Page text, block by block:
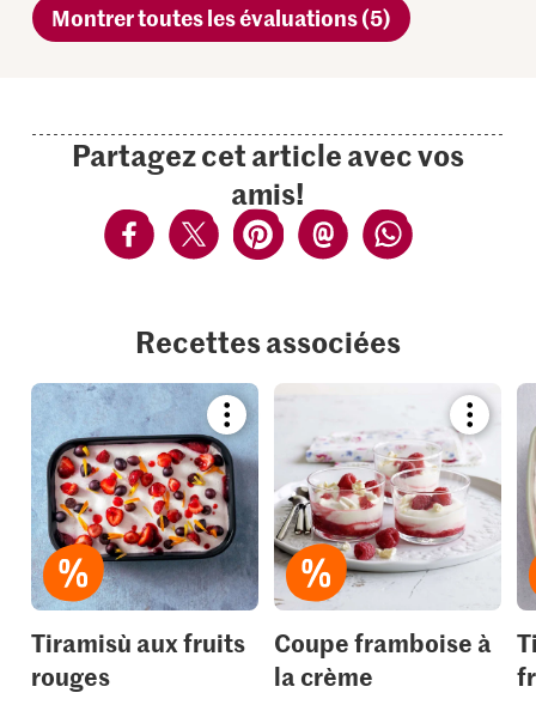
Montrer toutes les évaluations (5)
Partagez cet article avec vos
amis!
Recettes associées
Bookmark
recipe
or
add
it
to
your
collections.
Tiramisù aux fruits
rouges
recipe
or
add
it
your
Coupe framboise à
la crème